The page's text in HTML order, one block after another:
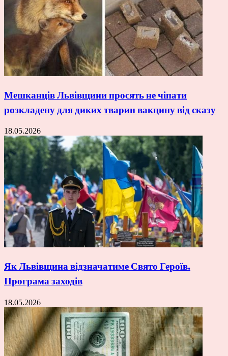
Мешканців Львівщини просять не чіпати
розкладену для диких тварин вакцину від сказу
18.05.2026
Як Львівщина відзначатиме Свято Героїв.
Програма заходів
18.05.2026